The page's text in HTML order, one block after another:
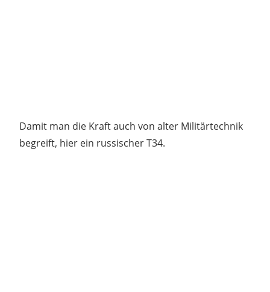
Damit man die Kraft auch von alter Militärtechnik
begreift, hier ein russischer T34.